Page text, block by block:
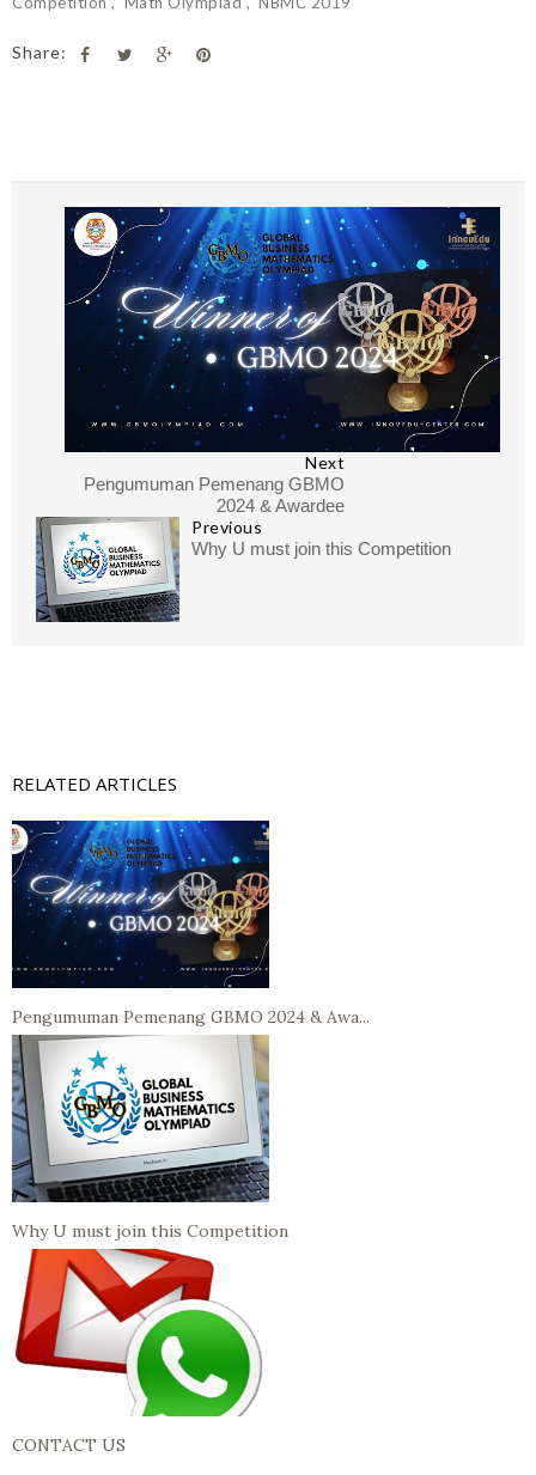
Share:
Next
Pengumuman Pemenang GBMO
2024 & Awardee
Previous
Why U must join this Competition
RELATED ARTICLES
Pengumuman Pemenang GBMO 2024 & Awa...
Why U must join this Competition
CONTACT US